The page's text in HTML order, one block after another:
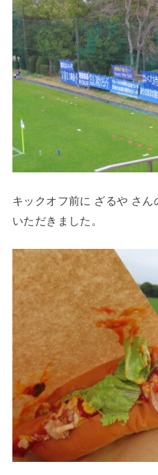
キックオフ前に ざるや さん
いただきました。